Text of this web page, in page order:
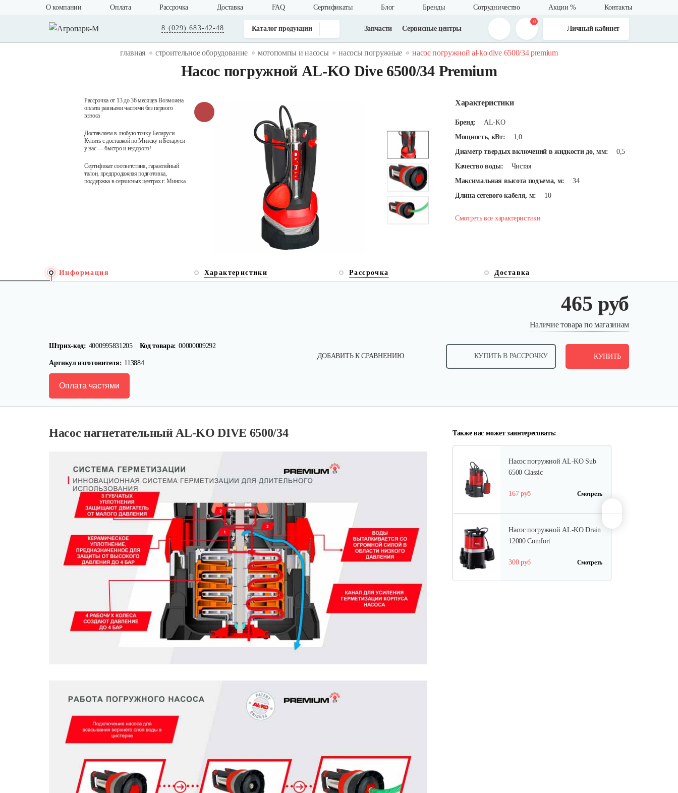
О компании Оплата Рассрочка Доставка FAQ Cертификаты Блог Бренды Сотрудничество Акции % Контакты
8 (029) 683-42-48 Каталог продукции Запчасти Сервисные центры
0
Личный кабинет
главная строительное оборудование мотопомпы и насосы насосы погружные насос погружной al-ko dive 6500/34 premium
Насос погружной AL-KO Dive 6500/34 Premium
Рассрочка от 13 до 36 месяцев Возможна
оплата равными частями без первого
взноса
Доставляем в любую точку Беларуси.
Купить с доставкой по Минску и Беларуси
у нас — быстро и недорого!
Сертификат соответствия, гарантийный
талон, предпродажная подготовка,
поддержка в сервисных центрах г. Минска
Характеристики
Бренд:
AL-KO
Мощность, кВт:
1,0
Диаметр твердых включений в жидкости до, мм:
0,5
Качество воды:
Чистая
Максимальная высота подъема, м:
34
Длина сетевого кабеля, м:
10
Смотреть все характеристики
Информация Характеристики Рассрочка Доставка
465 руб
Наличие товара по магазинам
Штрих-код: 4000995831205 Код товара: 00000009292
Артикул изготовителя: 113884
ДОБАВИТЬ К СРАВНЕНИЮ КУПИТЬ В РАССРОЧКУ КУПИТЬ
Оплата частями
Насос нагнетательный AL-KO DIVE 6500/34 Также вас может заинтересовать:
Насос погружной AL-KO Drain
300 руб Смотреть
Насос погружной AL-KO Sub
6500 Classic
167 руб Смотреть
Насос погружной AL-KO Drain
12000 Comfort
300 руб Смотреть